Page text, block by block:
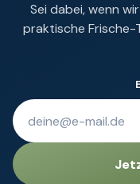
Sei dabei, wenn
praktische